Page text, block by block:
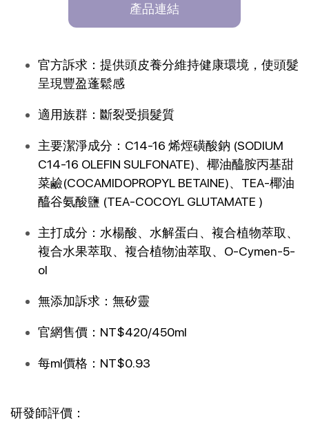
產品連結
官方訴求：提供頭皮養分維持健康環境，使頭髮
呈現豐盈蓬鬆感
適用族群：斷裂受損髮質
主要潔淨成分：C14-16 烯烴磺酸鈉 (SODIUM
C14-16 OLEFIN SULFONATE)、椰油醯胺丙基甜
菜鹼(COCAMIDOPROPYL BETAINE)、TEA-椰油
醯谷氨酸鹽 (TEA-COCOYL GLUTAMATE )
主打成分：水楊酸、水解蛋白、複合植物萃取、
複合水果萃取、複合植物油萃取、O-Cymen-5-
ol
無添加訴求：無矽靈
官網售價：NT$420/450ml
每ml價格：NT$0.93
研發師評價：